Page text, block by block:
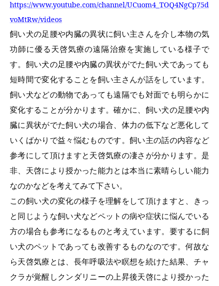
https://www.youtube.com/channel/UCuom4_TOQ4NgCp75d
voMtRw/videos
飼い犬の足腰や内臓の異状に飼い主さんを介し本物の気
功師に優る天啓気療の遠隔治療を実施している様子で
す。飼い犬の足腰や内臓の異状がでた飼い犬であっても
短時間で変化することを飼い主さんが話をしています。
飼い犬などの動物であっても遠隔でも対面でも明らかに
変化することが分かります。確かに、飼い犬の足腰や内
臓に異状がでた飼い犬の場合、体力の低下など悪化して
いくばかりで益々悩むものです。飼い主の話の内容など
参考にして頂けますと天啓気療の凄さが分かります。是
非、天啓により授かった能力とは本当に素晴らしい能力
なのかなどを考えてみて下さい。
この飼い犬の変化の様子を理解をして頂けますと、きっ
と同じような飼い犬などペットの病や症状に悩んでいる
方の場合も参考になるものと考えています。要するに飼
い犬のペットであっても改善するものなのです。何故な
ら天啓気療とは、長年呼吸法や瞑想を続けた結果、チャ
クラが覚醒しクンダリニーの上昇後天啓により授かった